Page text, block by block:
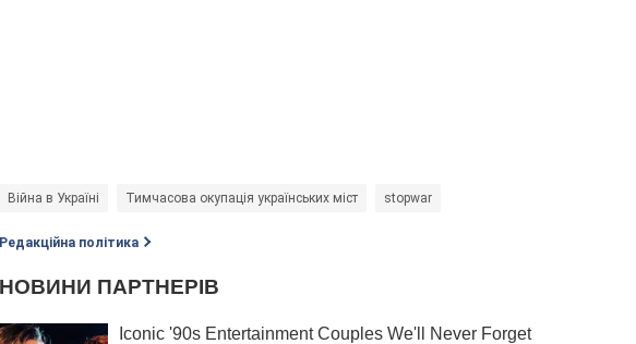
Війна в Україні Тимчасова окупація українських міст stopwar
Редакційна політика